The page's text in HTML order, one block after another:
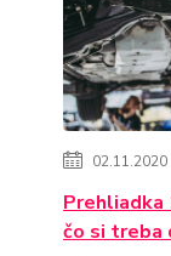
02.11.2020
Prehliadka
čo si treba